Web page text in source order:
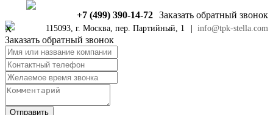
Заказать обратный звонок
+7 (499) 390-14-72
info@tpk-stella.com
115093, г. Москва, пер. Партийный, 1
X
Заказать обратный звонок